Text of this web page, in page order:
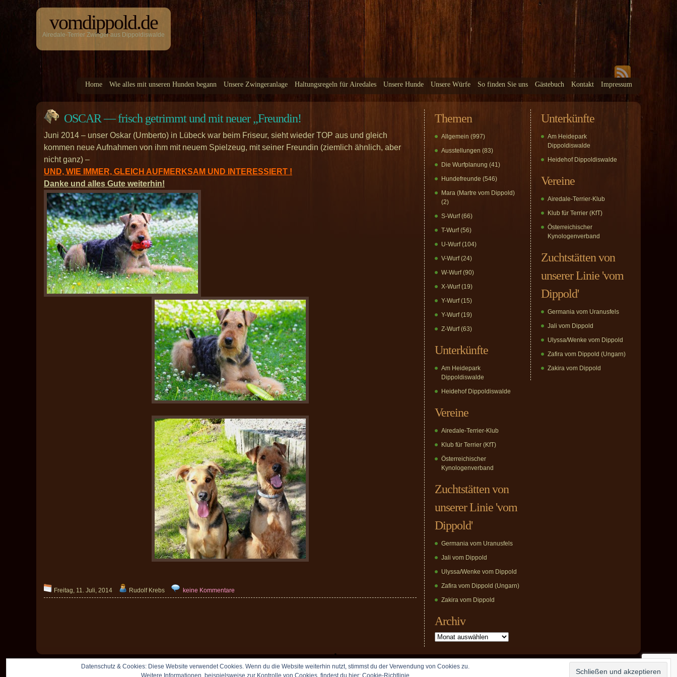
vomdippold.de
Airedale-Terrier Zwinger aus Dippoldiswalde
Home Wie alles mit unseren Hunden begann Unsere Zwingeranlage Haltungsregeln für Airedales Unsere Hunde Unsere Würfe So finden Sie uns Gästebuch Kontakt Impressum
OSCAR — frisch getrimmt und mit neuer „Freundin!
Juni 2014 – unser Oskar (Umberto) in Lübeck war beim Friseur, sieht wieder TOP aus und gleich
kommen neue Aufnahmen von ihm mit neuem Spielzeug, mit seiner Freundin (ziemlich ähnlich, aber
nicht ganz) –
UND, WIE IMMER, GLEICH AUFMERKSAM UND INTERESSIERT !
Danke und alles Gute weiterhin!
Freitag, 11. Juli, 2014 Rudolf Krebs keine Kommentare
Themen
Allgemein (997)
Ausstellungen (83)
Die Wurfplanung (41)
Hundefreunde (546)
Mara (Martre vom Dippold)
(2)
S-Wurf(66)
T-Wurf(56)
U-Wurf(104)
V-Wurf(24)
W-Wurf(90)
X-Wurf(19)
Y-Wurf(15)
Y-Wurf(19)
Z-Wurf(63)
Unterkünfte
Am Heidepark
Dippoldiswalde
Heidehof Dippoldiswalde
Vereine
Airedale-Terrier-Klub
Klub für Terrier (KfT)
Österreichischer
Kynologenverband
Zuchtstätten von
unserer Linie 'vom
Dippold'
Germania vom Uranusfels
Jali vom Dippold
Ulyssa/Wenke vom Dippold
Zafira vom Dippold (Ungarn)
Zakira vom Dippold
Archiv
Archiv
Unterkünfte
Am Heidepark
Dippoldiswalde
Heidehof Dippoldiswalde
Vereine
Airedale-Terrier-Klub
Klub für Terrier (KfT)
Österreichischer
Kynologenverband
Zuchtstätten von
unserer Linie 'vom
Dippold'
Germania vom Uranusfels
Jali vom Dippold
Ulyssa/Wenke vom Dippold
Zafira vom Dippold (Ungarn)
Zakira vom Dippold
Copyright © 2009 vomDippold.de. All rights reserved.
Datenschutz & Cookies: Diese Website verwendet Cookies. Wenn du die Website weiterhin nutzt, stimmst du der Verwendung von Cookies zu.
Weitere Informationen, beispielsweise zur Kontrolle von Cookies, findest du hier:Cookie-Richtlinie